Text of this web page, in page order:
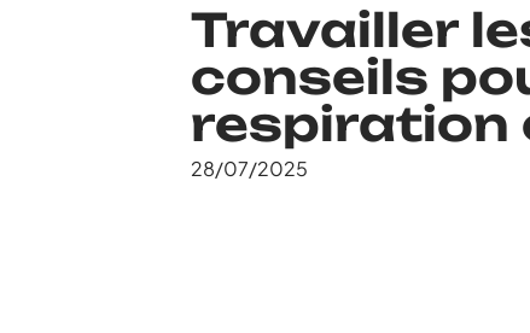
Travailler
conseils
respiration
28/07/2025